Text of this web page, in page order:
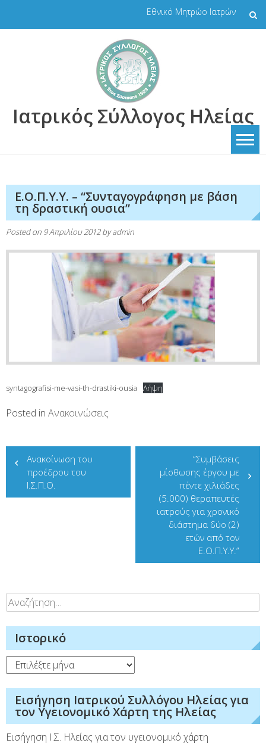
Εθνικό Μητρώο Ιατρών
Ιατρικός Σύλλογος Ηλείας
Ε.Ο.Π.Υ.Υ. – “Συνταγογράφηση με βάση
τη δραστική ουσια”
Posted on 9 Απριλίου 2012byadmin
syntagografisi-me-vasi-th-drastiki-ousia Λήψη
Posted in Ανακοινώσεις
Πλοήγηση
άρθρων
Ανακοίνωση του
προέδρου του
Ι.Σ.Π.Ο.
“Συμβάσεις
μίσθωσης έργου με
πέντε χιλιάδες
(5.000) θεραπευτές
ιατρούς για χρονικό
διάστημα δύο (2)
ετών από τον
Ε.Ο.Π.Υ.Υ.”
Αναζήτηση
για:
Ιστορικό
Ιστορικό
Εισήγηση Ιατρικού Συλλόγου Ηλείας για
τον Υγειονομικό Χάρτη της Ηλείας
Εισήγηση Ι.Σ. Ηλείας για τον υγειονομικό χάρτη